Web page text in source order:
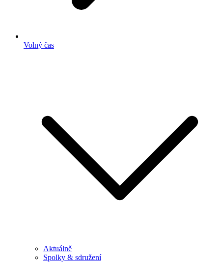
Volný čas
Aktuálně
Spolky & sdružení